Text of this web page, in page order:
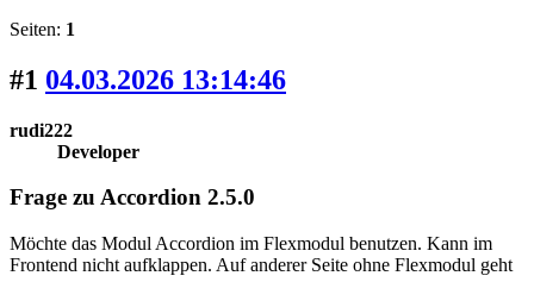
Seiten: 1
#1 04.03.2026 13:14:46
rudi222
Developer
Frage zu Accordion 2.5.0
Möchte das Modul Accordion im Flexmodul benutzen. Kann im
Frontend nicht aufklappen. Auf anderer Seite ohne Flexmodul geht